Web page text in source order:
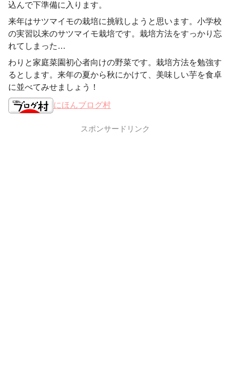
込んで下準備に入ります。
来年はサツマイモの栽培に挑戦しようと思います。小学校
の実習以来のサツマイモ栽培です。栽培方法をすっかり忘
れてしまった…
わりと家庭菜園初心者向けの野菜です。栽培方法を勉強す
るとします。来年の夏から秋にかけて、美味しい芋を食卓
に並べてみせましょう！
にほんブログ村
スポンサードリンク